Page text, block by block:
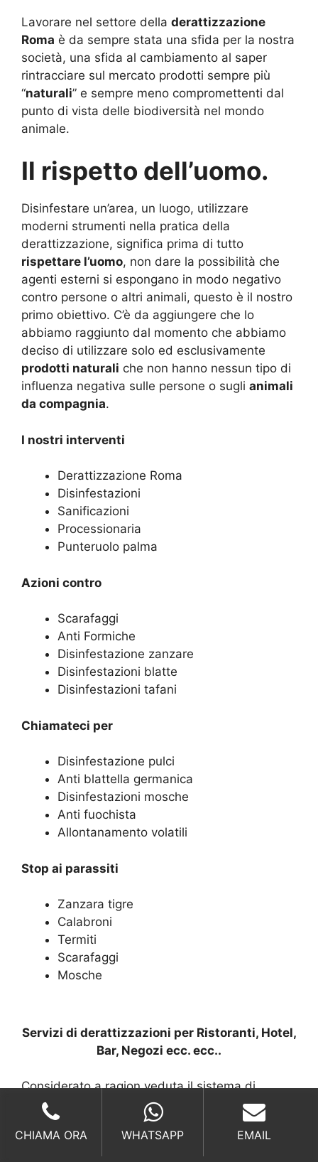
Lavorare nel settore della derattizzazione
Roma è da sempre stata una sfida per la nostra
società, una sfida al cambiamento al saper
rintracciare sul mercato prodotti sempre più
“naturali” e sempre meno compromettenti dal
punto di vista delle biodiversità nel mondo
animale.
Il rispetto dell’uomo.
Disinfestare un’area, un luogo, utilizzare
moderni strumenti nella pratica della
derattizzazione, significa prima di tutto
rispettare l’uomo, non dare la possibilità che
agenti esterni si espongano in modo negativo
contro persone o altri animali, questo è il nostro
primo obiettivo. C’è da aggiungere che lo
abbiamo raggiunto dal momento che abbiamo
deciso di utilizzare solo ed esclusivamente
prodotti naturali che non hanno nessun tipo di
influenza negativa sulle persone o sugli animali
da compagnia.
I nostri interventi
Derattizzazione Roma
Disinfestazioni
Sanificazioni
Processionaria
Punteruolo palma
Azioni contro
Scarafaggi
Anti Formiche
Disinfestazione zanzare
Disinfestazioni blatte
Disinfestazioni tafani
Chiamateci per
Disinfestazione pulci
Anti blattella germanica
Disinfestazioni mosche
Anti fuochista
Allontanamento volatili
Stop ai parassiti
Zanzara tigre
Calabroni
Termiti
Scarafaggi
Mosche
Servizi di derattizzazioni per Ristoranti, Hotel,
Bar, Negozi ecc. ecc..
Considerato a ragion veduta il sistema di
derattizzazione più complesso e delicato, deve
necessariamente tener conto del fatto che le
attività commerciali (come ad esempio negozi,
bar, ristoranti, locali pubblici, agenzie ecc.) sono
CHIAMA ORA WHATSAPP EMAIL